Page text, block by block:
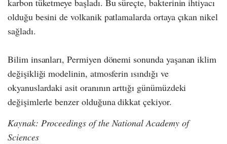
karbon tüketmeye başladı. Bu süreçte, bakterinin ihtiyacı
olduğu besini de volkanik patlamalarda ortaya çıkan nikel
sağladı.
Bilim insanları, Permiyen dönemi sonunda yaşanan iklim
değişikliği modelinin, atmosferin ısındığı ve
okyanuslardaki asit oranının arttığı günümüzdeki
değişimlerle benzer olduğuna dikkat çekiyor.
Kaynak: Proceedings of the National Academy of
Sciences